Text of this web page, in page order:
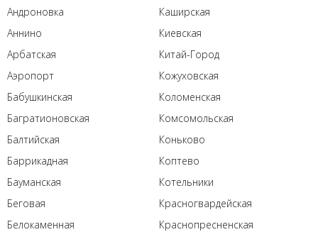
Андроновка
Аннино
Арбатская
Аэропорт
Бабушкинская
Багратионовская
Балтийская
Баррикадная
Бауманская
Беговая
Белокаменная
Каширская
Киевская
Китай-Город
Кожуховская
Коломенская
Комсомольская
Коньково
Коптево
Котельники
Красногвардейская
Краснопресненская